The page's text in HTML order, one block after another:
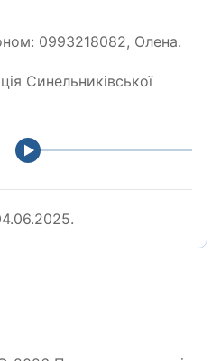
0993218082, Олена.
Синельниківської